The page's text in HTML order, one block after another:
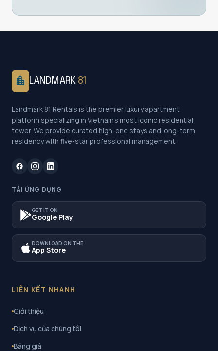
location_city LANDMARK 81
Landmark 81 Rentals is the premier luxury apartment
platform specializing in Vietnam's most iconic residential
tower. We provide curated high-end stays and long-term
residency with five-star professional management.
TẢI ỨNG DỤNG
GET IT ON
Google Play
DOWNLOAD ON THE
App Store
LIÊN KẾT NHANH
Giới thiệu
Dịch vụ của chúng tôi
Bảng giá